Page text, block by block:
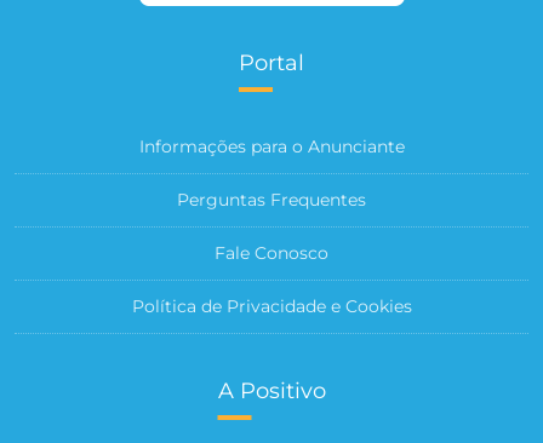
Portal
Informações para o Anunciante
Perguntas Frequentes
Fale Conosco
Política de Privacidade e Cookies
A Positivo